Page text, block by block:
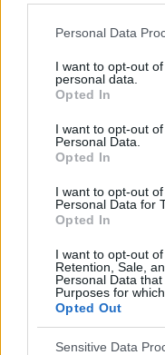
Personal Data
I want to opt-out
personal data.
Opted In
I want to opt-out
Personal Data.
Opted In
I want to opt-out
Personal Data for
Opted In
I want to opt-out
Retention, Sale,
Personal Data
Purposes for
Opted Out
Sensitive Data
maju
typowe jak na
takie
dnia był a na
mi tak co 2 tyg
Forum:
POWIĄZANE
Tematy
embolizacja
ropień gruczołu
Reklama: